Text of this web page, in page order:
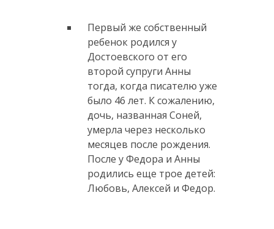
Первый же собственный
ребенок родился у
Достоевского от его
второй супруги Анны
тогда, когда писателю уже
было 46 лет. К сожалению,
дочь, названная Соней,
умерла через несколько
месяцев после рождения.
После у Федора и Анны
родились еще трое детей:
Любовь, Алексей и Федор.